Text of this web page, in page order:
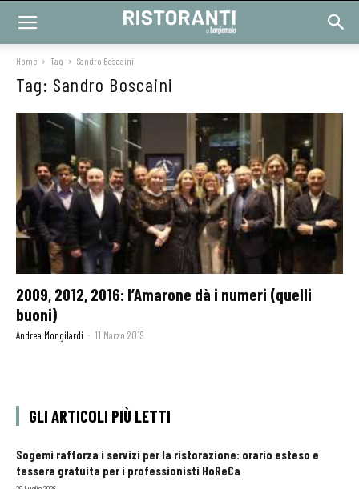
Home Tag Sandro Boscaini
Tag: Sandro Boscaini
2009, 2012, 2016: l’Amarone dà i numeri (quelli
buoni)
Andrea Mongilardi - 11 Marzo 2019
GLI ARTICOLI PIÙ LETTI
Sogemi rafforza i servizi per la ristorazione: orario esteso e
tessera gratuita per i professionisti HoReCa